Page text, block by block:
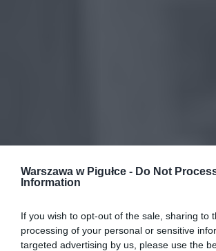
Warszawa w Pigułce - Do Not
Information
If you wish to opt-out of the sale, sharing to
processing of your personal or sensitive
targeted advertising by us, please use the